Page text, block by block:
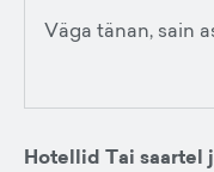
Väga tänan, sain
Hotellid Tai saartel